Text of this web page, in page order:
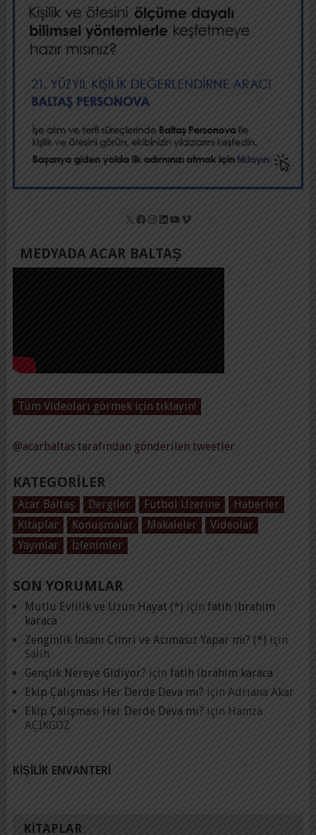
X Facebook
Instagram
LinkedIn
YouTube
Vimeo
MEDYADA ACAR BALTAŞ
Tüm Videoları görmek için tıklayın!
@acarbaltas tarafından gönderilen tweetler
KATEGORILER
Acar Baltaş Dergiler Futbol Üzerine
Haberler
Kitaplar
Konuşmalar Makaleler
Videolar
Yayınlar
İzlenimler
SON YORUMLAR
Mutlu Evlilik ve Uzun Hayat (*) için fatih ibrahim
karaca
Zenginlik İnsanı Cimri ve Acımasız Yapar mı? (*) için
Salih
Gençlik Nereye Gidiyor? için fatih ibrahim karaca
Ekip Çalışması Her Derde Deva mı? için Adrıana Akar
Ekip Çalışması Her Derde Deva mı? için Hamza
AÇIKGÖZ
KIŞILIK ENVANTERI
KITAPLAR